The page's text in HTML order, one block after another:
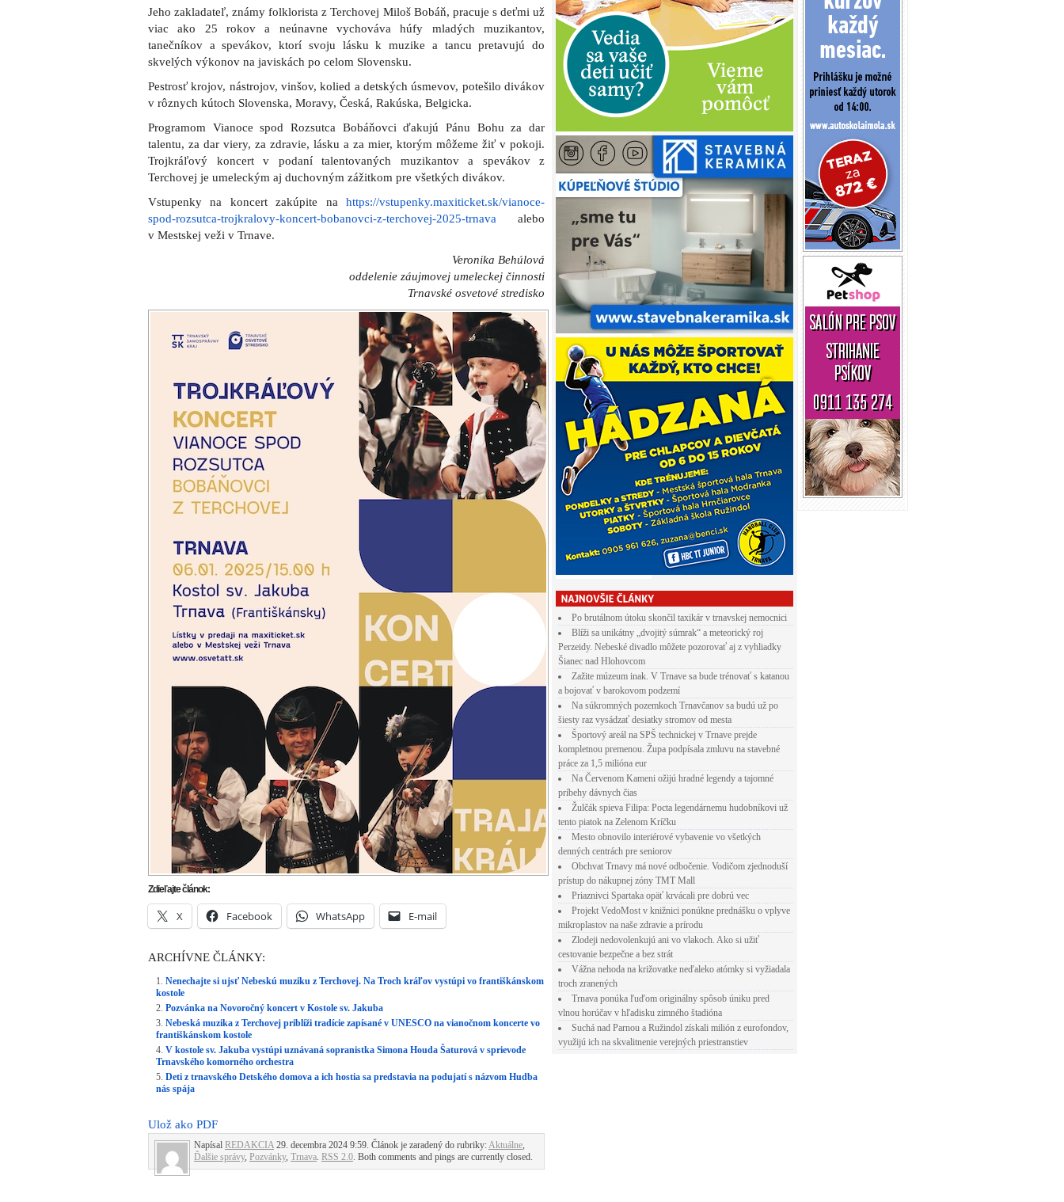
Jeho zakladateľ, známy folklorista z Terchovej Miloš Bobáň, pracuje s deťmi už
viac ako 25 rokov a neúnavne vychováva húfy mladých muzikantov,
tanečníkov a spevákov, ktorí svoju lásku k muzike a tancu pretavujú do
skvelých výkonov na javiskách po celom Slovensku.
Pestrosť krojov, nástrojov, vinšov, kolied a detských úsmevov, potešilo divákov
v rôznych kútoch Slovenska, Moravy, Česká, Rakúska, Belgicka.
Programom Vianoce spod Rozsutca Bobáňovci ďakujú Pánu Bohu za dar
talentu, za dar viery, za zdravie, lásku a za mier, ktorým môžeme žiť v pokoji.
Trojkráľový koncert v podaní talentovaných muzikantov a spevákov z
Terchovej je umeleckým aj duchovným zážitkom pre všetkých divákov.
Vstupenky na koncert zakúpite na https://vstupenky.maxiticket.sk/vianoce-
spod-rozsutca-trojkralovy-koncert-bobanovci-z-terchovej-2025-trnava alebo
v Mestskej veži v Trnave.
Veronika Behúlová
oddelenie záujmovej umeleckej činnosti
Trnavské osvetové stredisko
Zdieľajte článok:
X Facebook WhatsApp E-mail
ARCHÍVNE ČLÁNKY:
Nenechajte si ujsť Nebeskú muziku z Terchovej. Na Troch kráľov vystúpi vo františkánskom
kostole
Pozvánka na Novoročný koncert v Kostole sv. Jakuba
Nebeská muzika z Terchovej priblíži tradície zapísané v UNESCO na vianočnom koncerte vo
františkánskom kostole
V kostole sv. Jakuba vystúpi uznávaná sopranistka Simona Houda Šaturová v sprievode
Trnavského komorného orchestra
Deti z trnavského Detského domova a ich hostia sa predstavia na podujatí s názvom Hudba
nás spája
Ulož ako PDF
Napísal REDAKCIA 29. decembra 2024 9:59. Článok je zaradený do rubriky:Aktuálne,
Ďalšie správy, Pozvánky, Trnava. RSS 2.0. Both comments and pings are currently closed.
Po brutálnom útoku skončil taxikár v trnavskej nemocnici
Blíži sa unikátny „dvojitý súmrak“ a meteorický roj
Perzeidy. Nebeské divadlo môžete pozorovať aj z vyhliadky
Šianec nad Hlohovcom
Zažite múzeum inak. V Trnave sa bude trénovať s katanou
a bojovať v barokovom podzemí
Na súkromných pozemkoch Trnavčanov sa budú už po
šiesty raz vysádzať desiatky stromov od mesta
Športový areál na SPŠ technickej v Trnave prejde
kompletnou premenou. Župa podpísala zmluvu na stavebné
práce za 1,5 milióna eur
Na Červenom Kameni ožijú hradné legendy a tajomné
príbehy dávnych čias
Žulčák spieva Filipa: Pocta legendárnemu hudobníkovi už
tento piatok na Zelenom Kríčku
Mesto obnovilo interiérové vybavenie vo všetkých
denných centrách pre seniorov
Obchvat Trnavy má nové odbočenie. Vodičom zjednoduší
prístup do nákupnej zóny TMT Mall
Priaznivci Spartaka opäť krvácali pre dobrú vec
Projekt VedoMost v knižnici ponúkne prednášku o vplyve
mikroplastov na naše zdravie a prírodu
Zlodeji nedovolenkujú ani vo vlakoch. Ako si užiť
cestovanie bezpečne a bez strát
Vážna nehoda na križovatke neďaleko atómky si vyžiadala
troch zranených
Trnava ponúka ľuďom originálny spôsob úniku pred
vlnou horúčav v hľadisku zimného štadióna
Suchá nad Parnou a Ružindol získali milión z eurofondov,
využijú ich na skvalitnenie verejných priestranstiev